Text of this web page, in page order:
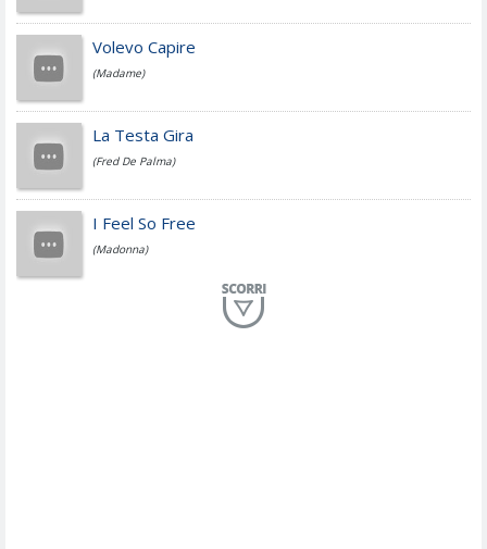
Jovanotti
Fedez
Simone Cristicchi
Volevo Capire
(Madame)
La Testa Gira
(Fred De Palma)
I Feel So Free
(Madonna)